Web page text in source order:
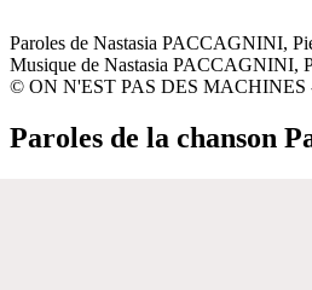
Paroles de Nastasia PACCAGNINI,
Musique de Nastasia
© ON N'EST PAS DES MACHINES
Paroles de la chanson